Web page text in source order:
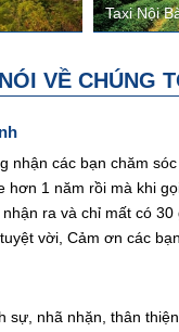
Taxi Nội
VỀ CHÚNG
nhận các bạn chăm
hơn 1 năm rồi mà khi
ra và chỉ mất có 30
vời, Cảm ơn các bạn
sự, nhã nhặn, thân